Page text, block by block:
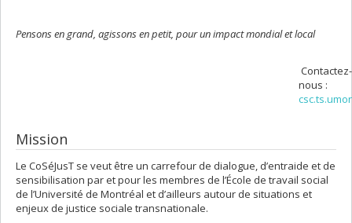
Pensons en grand, agissons en petit, pour un impact mondial et local
Contactez-
nous :
Mission
Le CoSéJusT se veut être un carrefour de dialogue, d’entraide et de
sensibilisation par et pour les membres de l’École de travail social
de l’Université de Montréal et d’ailleurs autour de situations et
enjeux de justice sociale transnationale.